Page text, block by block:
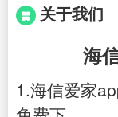
关于我们
海
1.海信爱家